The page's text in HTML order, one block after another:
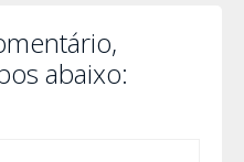
abaixo: